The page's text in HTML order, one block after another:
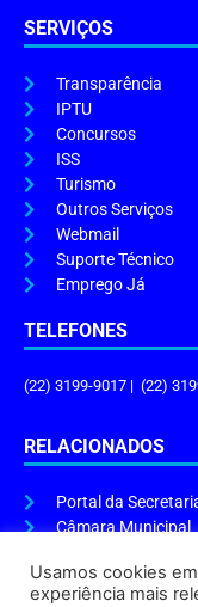
SERVIÇOS
Transparência
IPTU
Concursos
ISS
Turismo
Outros Serviços
Webmail
Suporte Técnico
Emprego Já
TELEFONES
(22) 3199-9017 | (22)
RELACIONADOS
Portal da
Câmara Municipal
ENDEREÇO E
Usamos cookies
experiência mais